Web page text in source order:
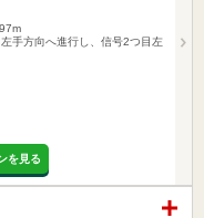
手方向へ進行し、信号2つ目左
を見る